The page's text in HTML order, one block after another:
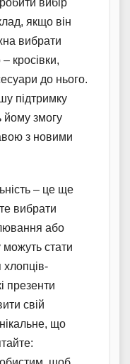
якщо він
вибрати
кросівки,
до нього.
підтримку
йому змогу
з новими
– це ще
вибрати
або
стати
презенти
свій
що